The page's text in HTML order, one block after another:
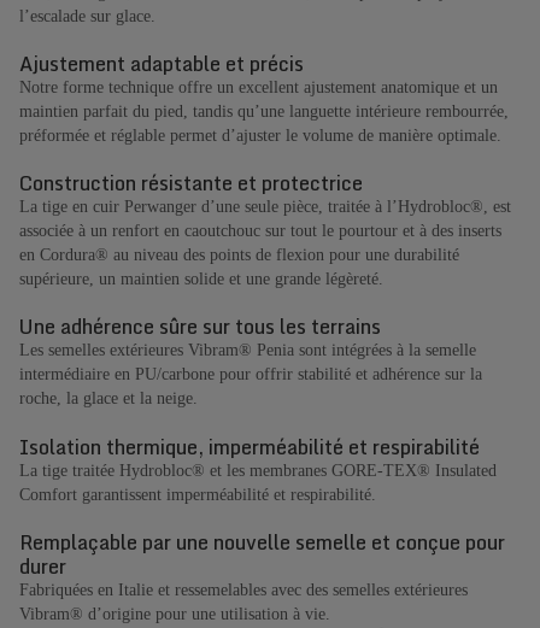
l’escalade sur glace.
Ajustement adaptable et précis
Notre forme technique offre un excellent ajustement anatomique et un
maintien parfait du pied, tandis qu’une languette intérieure rembourrée,
préformée et réglable permet d’ajuster le volume de manière optimale.
Construction résistante et protectrice
La tige en cuir Perwanger d’une seule pièce, traitée à l’Hydrobloc®, est
associée à un renfort en caoutchouc sur tout le pourtour et à des inserts
en Cordura® au niveau des points de flexion pour une durabilité
supérieure, un maintien solide et une grande légèreté.
Une adhérence sûre sur tous les terrains
Les semelles extérieures Vibram® Penia sont intégrées à la semelle
intermédiaire en PU/carbone pour offrir stabilité et adhérence sur la
roche, la glace et la neige.
Isolation thermique, imperméabilité et respirabilité
La tige traitée Hydrobloc® et les membranes GORE-TEX® Insulated
Comfort garantissent imperméabilité et respirabilité.
Remplaçable par une nouvelle semelle et conçue pour
durer
Fabriquées en Italie et ressemelables avec des semelles extérieures
Vibram® d’origine pour une utilisation à vie.